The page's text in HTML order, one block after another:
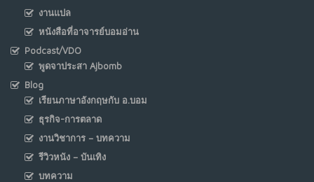
งานแปล
หนังสือที่อาจารย์บอมอ่าน
Podcast/VDO
พูดจาประสา Ajbomb
Blog
เรียนภาษาอังกฤษกับ อ.บอม
ธุรกิจ-การตลาด
งานวิชาการ – บทความ
รีวิวหนัง – บันเทิง
บทความ